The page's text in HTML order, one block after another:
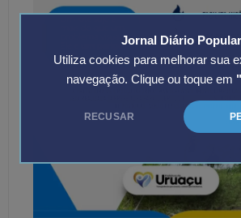
Jornal Diário Popular
Utiliza cookies para melhorar sua
navegação. Clique ou toque em
RECUSAR